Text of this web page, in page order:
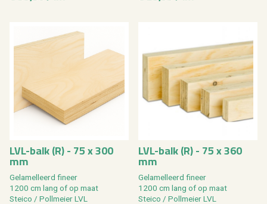
LVL-balk (R) - 75 x 300
mm
Ge­la­mel­leerd fi­neer
1200 cm lang of op maat
Stei­co / Poll­mei­er LVL
LVL-balk (R) - 75 x 360
mm
Ge­la­mel­leerd fi­neer
1200 cm lang of op maat
Stei­co / Poll­mei­er LVL